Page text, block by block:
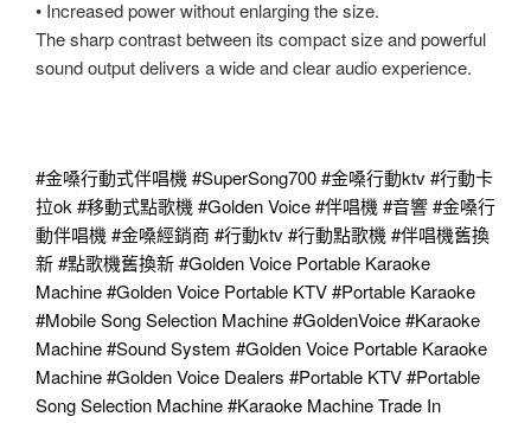
• Increased power without enlarging the size.
The sharp contrast between its compact size and powerful
sound output delivers a wide and clear audio experience.
#金嗓行動式伴唱機 #SuperSong700#金嗓行動ktv#行動卡
拉ok #移動式點歌機 #GoldenVoice#伴唱機 #音響#金嗓行
動伴唱機 #金嗓經銷商 #行動ktv#行動點歌機 #伴唱機舊換
新#點歌機舊換新#GoldenVoice Portable Karaoke
Machine#GoldenVoice Portable KTV#Portable Karaoke
#MobileSong Selection Machine#GoldenVoice#Karaoke
Machine#SoundSystem #GoldenVoice Portable Karaoke
Machine#GoldenVoice Dealers #Portable KTV#Portable
Song Selection Machine#Karaoke Machine Trade In